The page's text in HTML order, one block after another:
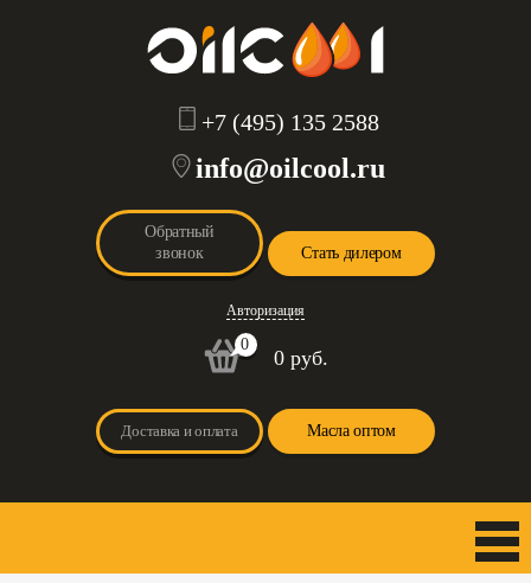
+7 (495) 135 2588
info@oilcool.ru
Обратный
звонок
Стать дилером
Авторизация
0
0 руб.
Доставка и оплата Масла оптом